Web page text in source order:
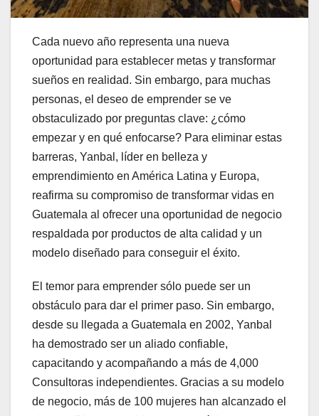
Cada nuevo año representa una nueva
oportunidad para establecer metas y transformar
sueños en realidad. Sin embargo, para muchas
personas, el deseo de emprender se ve
obstaculizado por preguntas clave: ¿cómo
empezar y en qué enfocarse? Para eliminar estas
barreras, Yanbal, líder en belleza y
emprendimiento en América Latina y Europa,
reafirma su compromiso de transformar vidas en
Guatemala al ofrecer una oportunidad de negocio
respaldada por productos de alta calidad y un
modelo diseñado para conseguir el éxito.
El temor para emprender sólo puede ser un
obstáculo para dar el primer paso. Sin embargo,
desde su llegada a Guatemala en 2002, Yanbal
ha demostrado ser un aliado confiable,
capacitando y acompañando a más de 4,000
Consultoras independientes. Gracias a su modelo
de negocio, más de 100 mujeres han alcanzado el